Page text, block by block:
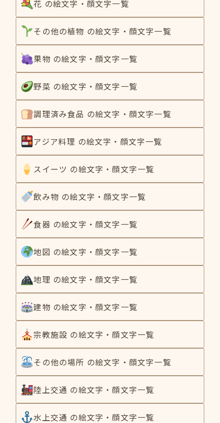
花 の絵文字・顔文字一覧
その他の植物 の絵文字・顔文字一覧
果物 の絵文字・顔文字一覧
野菜 の絵文字・顔文字一覧
調理済み食品 の絵文字・顔文字一覧
アジア料理 の絵文字・顔文字一覧
スイーツ の絵文字・顔文字一覧
飲み物 の絵文字・顔文字一覧
食器 の絵文字・顔文字一覧
地図 の絵文字・顔文字一覧
地理 の絵文字・顔文字一覧
建物 の絵文字・顔文字一覧
宗教施設 の絵文字・顔文字一覧
その他の場所 の絵文字・顔文字一覧
陸上交通 の絵文字・顔文字一覧
水上交通 の絵文字・顔文字一覧